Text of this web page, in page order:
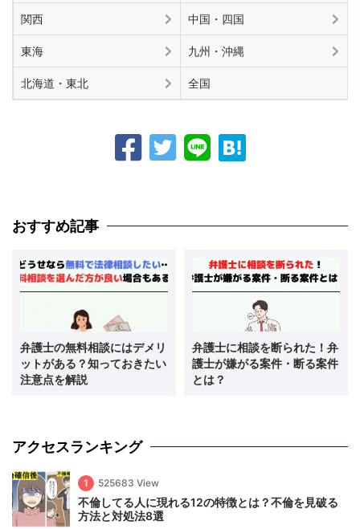
関西 中国・四国
東海 九州・沖縄
北海道・東北 全国
おすすめ記事
弁護士の無料相談にはデメリ
ットがある？知っておきたい
注意点を解説
弁護士に相談を断られた！弁
護士が嫌がる案件・断る案件
とは？
アクセスランキング
1 525683 View
不倫してる人に現れる12の特徴とは？不倫を見破る
方法と対処法8選